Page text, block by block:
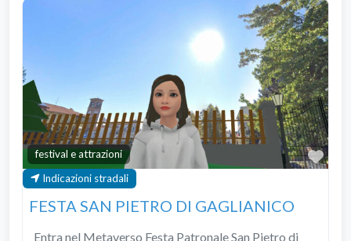
festival e attrazioni
Indicazioni stradali
FESTA SAN PIETRO DI GAGLIANICO
Entra nel Metaverso Festa Patronale San Pietro di